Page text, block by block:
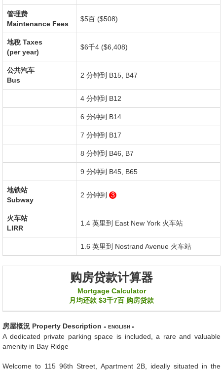
管理费
Maintenance Fees
$5百 ($508)
地稅 Taxes
(per year)
$6千4 ($6,408)
公共汽车
Bus
2 分钟到 B15, B47
4 分钟到 B12
6 分钟到 B14
7 分钟到 B17
8 分钟到 B46, B7
9 分钟到 B45, B65
地铁站
Subway
2 分钟到 3
火车站
LIRR
1.4 英里到 East New York 火车站
1.6 英里到 Nostrand Avenue 火车站
购房贷款计算器
Mortgage Calculator
月均还款 $3千7百 购房贷款
房屋概況 Property Description « ENGLISH »
A dedicated private parking space is included, a rare and valuable
amenity in Bay Ridge
Welcome to 115 96th Street, Apartment 2B, ideally situated in the